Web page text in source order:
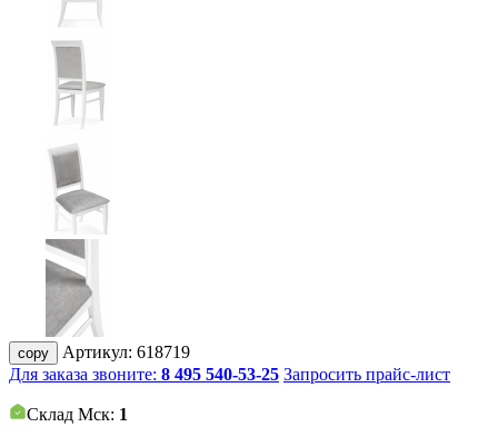
copy Артикул: 618719
Для заказа звоните: 8 495 540-53-25 Запросить прайс-лист
Склад Мск: 1